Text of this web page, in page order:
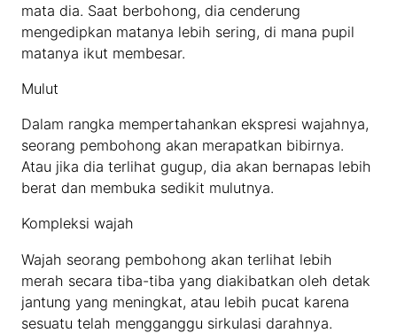
mata dia. Saat berbohong, dia cenderung
mengedipkan matanya lebih sering, di mana pupil
matanya ikut membesar.
Mulut
Dalam rangka mempertahankan ekspresi wajahnya,
seorang pembohong akan merapatkan bibirnya.
Atau jika dia terlihat gugup, dia akan bernapas lebih
berat dan membuka sedikit mulutnya.
Kompleksi wajah
Wajah seorang pembohong akan terlihat lebih
merah secara tiba-tiba yang diakibatkan oleh detak
jantung yang meningkat, atau lebih pucat karena
sesuatu telah mengganggu sirkulasi darahnya.